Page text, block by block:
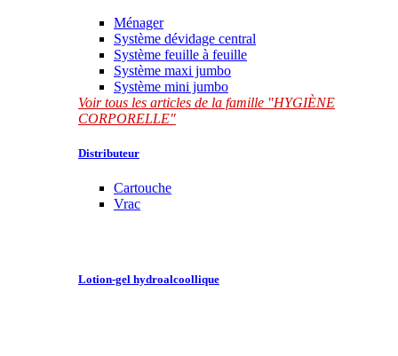
Ménager
Système dévidage central
Système feuille à feuille
Système maxi jumbo
Système mini jumbo
Voir tous les articles de la famille "HYGIÈNE
CORPORELLE"
Distributeur
Cartouche
Vrac
Lotion-gel hydroalcoollique